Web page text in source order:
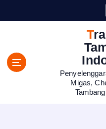
Training
Migas,